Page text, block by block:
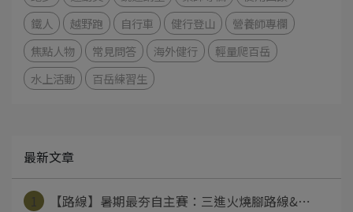
鐵人
越野跑 自行車 健行登山
營養師專欄
焦點人物
常見問答 海外健行
輕量爬百岳
水上活動
百岳練習生
最新文章
【路線】暑期最夯自主賽：三進火燒腳路線&⋯